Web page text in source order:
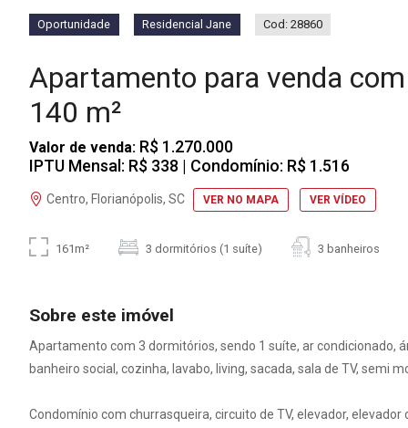
Oportunidade Residencial Jane Cod: 28860
Apartamento para venda
140 m²
Valor de venda: R$ 1.270.000
IPTU Mensal: R$ 338 | Condomínio: R$ 1.516
Centro, Florianópolis, SC VER NO MAPA VER VÍDEO
161m² 3 dormitórios (1 suíte) 3 banheiros
Sobre este imóvel
Apartamento com 3 dormitórios, sendo 1 suíte, ar condicionado,
banheiro social, cozinha, lavabo, living, sacada, sala de TV, semi
Condomínio com churrasqueira, circuito de TV, elevador,